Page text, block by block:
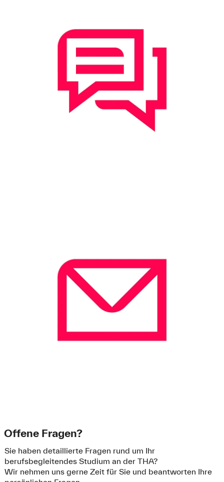
Offene Fragen?
Sie haben detaillierte Fragen rund um Ihr
berufsbegleitendes Studium an der THA?
Wir nehmen uns gerne Zeit für Sie und beantworten Ihre